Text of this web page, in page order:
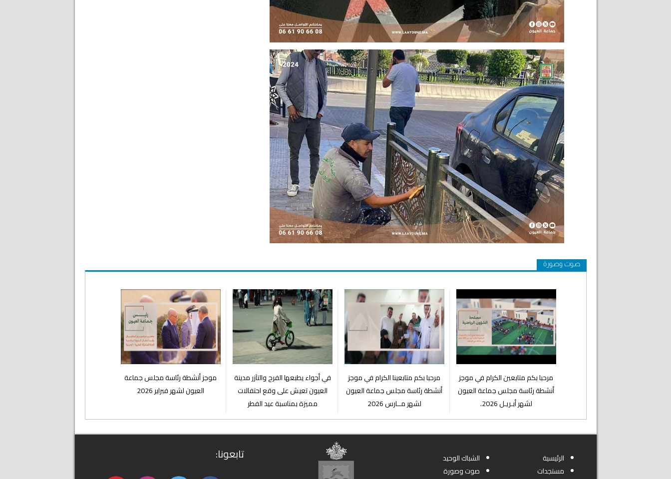
صوت وصورة
⁨مرحبا بكم متابعين الكرام في موجز
أنشطة رئاسة مجلس جماعة العيون
لشهر أبـريـل 2026.
مرحبا بكم متابعينا الكرام في موجز
أنشطة رئاسة مجلس جماعة العيون
لشهر مــارس 2026
في أجواء يطبعها الفرح والتآزر مدينة
العيون تعيش على وقع احتفالات
مميزة بمناسبة عيد الفطر
موجز أنشطة رئاسة مجلس جماعة
العيون لشهر فبراير 2026
الرئيسية
مستجدات
الشباك الوحيد
صوت وصورة
تابعونا: